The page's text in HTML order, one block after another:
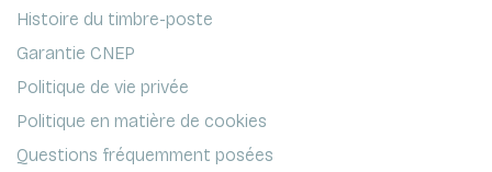
Histoire du timbre-poste
Garantie CNEP
Politique de vie privée
Politique en matière de cookies
Questions fréquemment posées